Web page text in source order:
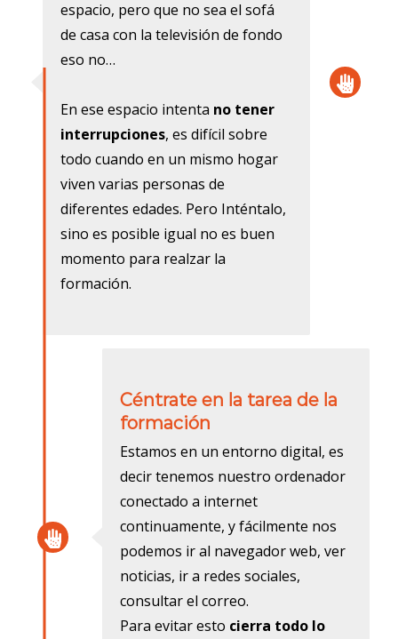
espacio, pero que no sea el sofá
de casa con la televisión de fondo
eso no…
En ese espacio intenta no tener
interrupciones, es difícil sobre
todo cuando en un mismo hogar
viven varias personas de
diferentes edades. Pero Inténtalo,
sino es posible igual no es buen
momento para realzar la
formación.
Céntrate en la tarea de la
formación
Estamos en un entorno digital, es
decir tenemos nuestro ordenador
conectado a internet
continuamente, y fácilmente nos
podemos ir al navegador web, ver
noticias, ir a redes sociales,
consultar el correo.
Para evitar esto cierra todo lo